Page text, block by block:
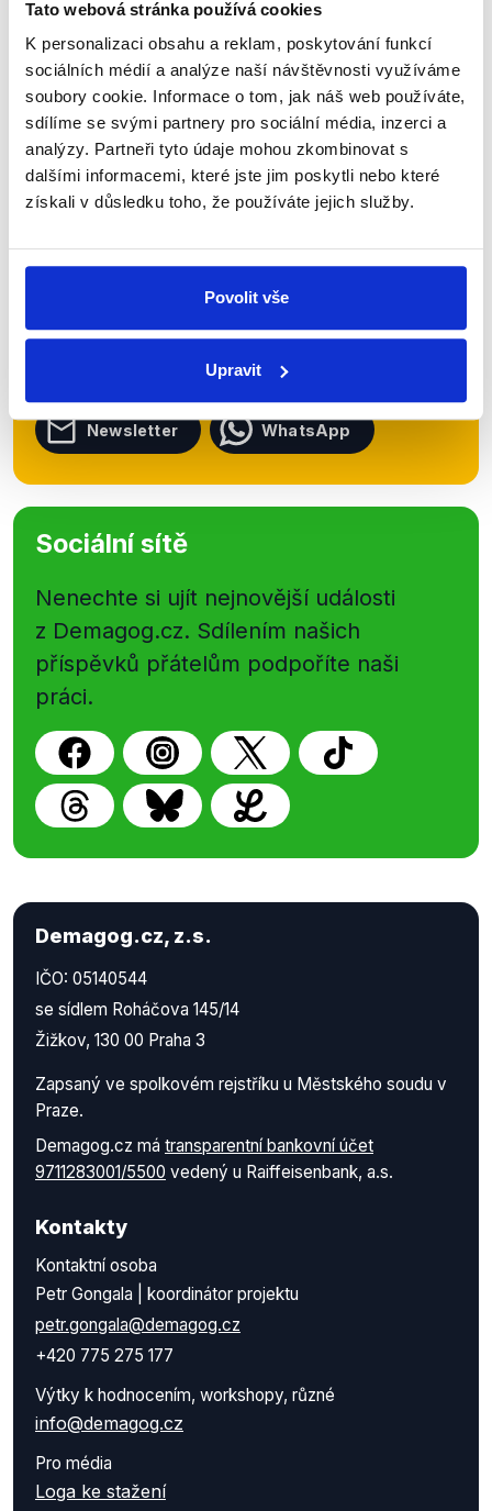
Tato webová stránka používá cookies
K personalizaci obsahu a reklam, poskytování funkcí
sociálních médií a analýze naší návštěvnosti využíváme
soubory cookie. Informace o tom, jak náš web používáte,
sdílíme se svými partnery pro sociální média, inzerci a
analýzy. Partneři tyto údaje mohou zkombinovat s
dalšími informacemi, které jste jim poskytli nebo které
získali v důsledku toho, že používáte jejich služby.
Povolit vše
Upravit
Číst dál
Zůstaňme v kontaktu
Přihlaste se k odběru našeho
newsletteru nebowhatsappového
shrnutí nejzajímavějších článků a analýz.
Začněte nás odebírat, a mějte tak
přehled o tom, jaké dezinformace a
nepravdy se zrovna v Česku šíří.
Newsletter WhatsApp
Sociální sítě
Nenechte si ujít nejnovější události
z Demagog.cz. Sdílením našich
příspěvků přátelům podpoříte naši
práci.
Demagog.cz, z.s.
IČO: 05140544
se sídlem Roháčova 145/14
Žižkov, 130 00 Praha 3
Zapsaný ve spolkovém rejstříku u Městského soudu v
Praze.
Demagog.cz má transparentní bankovní účet
9711283001/5500 vedený u Raiffeisenbank, a.s.
Kontakty
Kontaktní osoba
Petr Gongala | koordinátor projektu
petr.gongala@demagog.cz
+420 775 275 177
Výtky k hodnocením, workshopy, různé
info@demagog.cz
Pro média
Loga ke stažení